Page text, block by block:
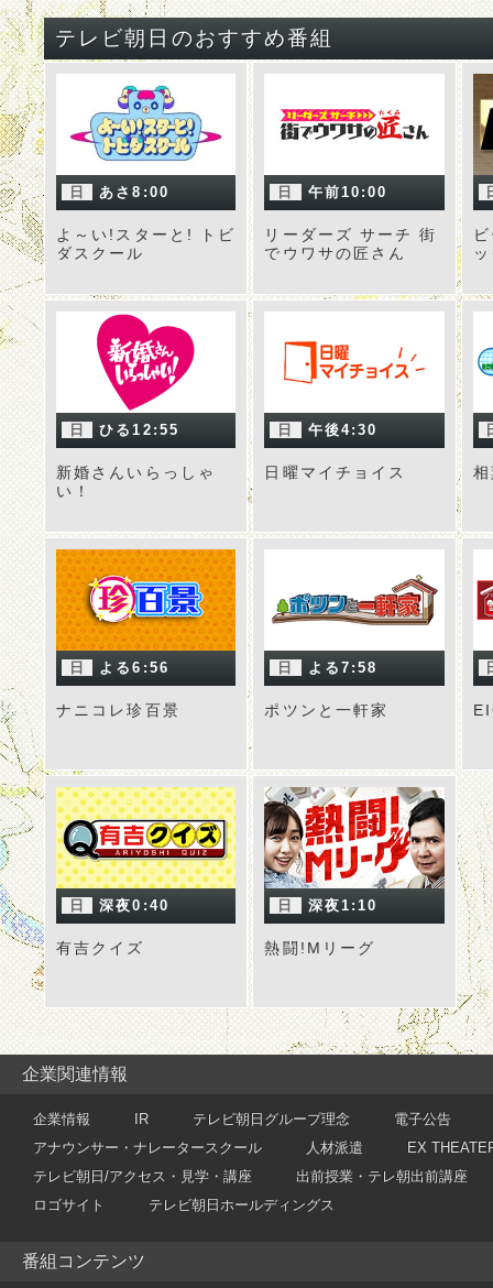
テレビ朝日のおすすめ番組
日 あさ8:00
よ～い!スターと! トビ
ダスクール
日 午前10:00
リーダーズ サーチ 街
でウワサの匠さん
日 ひる12:55
新婚さんいらっしゃ
い！
日 午後4:30
日曜マイチョイス
日 よる6:56
ナニコレ珍百景
日 よる7:58
ポツンと一軒家
日 深夜0:40
有吉クイズ
日 深夜1:10
熱闘!Mリーグ
企業関連情報
企業情報 IR テレビ朝日グループ理念
電子公告
アナウンサー・ナレータースクール
人材派遣
EX
テレビ朝日/アクセス・見学・講座
出前授業・テレ朝出前講座
ロゴサイト
テレビ朝日ホールディングス
番組コンテンツ